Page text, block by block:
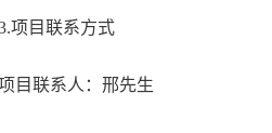
项目联系方式
目联系人：邢先生